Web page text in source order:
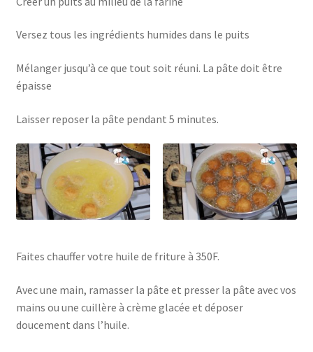
Versez tous les ingrédients humides dans le puits
Mélanger jusqu’à ce que tout soit réuni. La pâte doit être
épaisse
Laisser reposer la pâte pendant 5 minutes.
Faites chauffer votre huile de friture à 350F.
Avec une main, ramasser la pâte et presser la pâte avec vos
mains ou une cuillère à crème glacée et déposer
doucement dans l’huile.